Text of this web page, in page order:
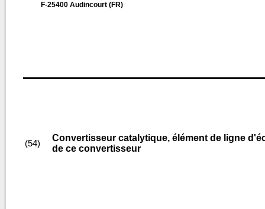
F-25400 Audincourt (FR)
(54)
Convertisseur catalytique, élément de ligne
de ce convertisseur